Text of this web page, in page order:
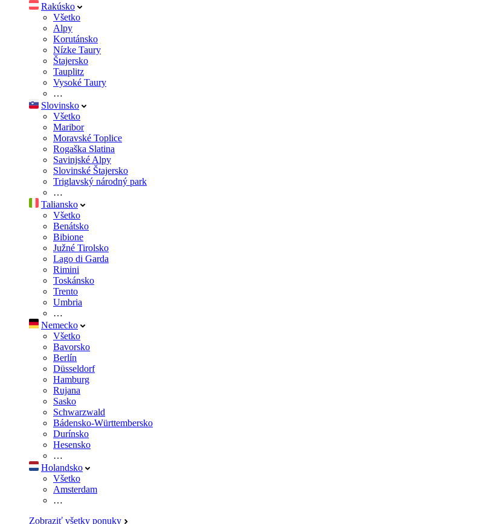
Rakúsko
Všetko
Alpy
Korutánsko
Nízke Taury
Štajersko
Tauplitz
Vysoké Taury
…
Slovinsko
Všetko
Maribor
Moravské Toplice
Rogaška Slatina
Savinjské Alpy
Slovinské Štajersko
Triglavský národný park
…
Taliansko
Všetko
Benátsko
Bibione
Južné Tirolsko
Lago di Garda
Rimini
Toskánsko
Trento
Umbria
…
Nemecko
Všetko
Bavorsko
Berlín
Düsseldorf
Hamburg
Rujana
Sasko
Schwarzwald
Bádensko-Württembersko
Durínsko
Hesensko
…
Holandsko
Všetko
Amsterdam
…
Zobraziť všetky ponuky